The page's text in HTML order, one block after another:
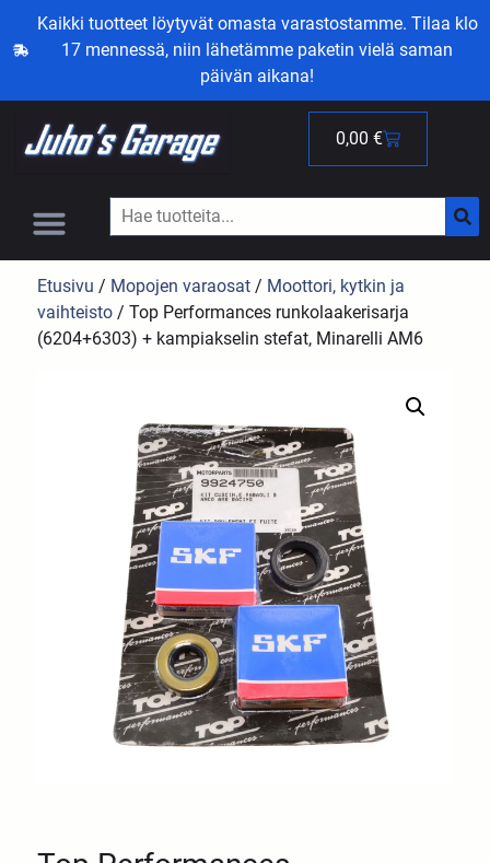
Kaikki tuotteet löytyvät omasta varastostamme. Tilaa klo
17 mennessä, niin lähetämme paketin vielä saman
päivän aikana!
0,00 €
Etusivu / Mopojen varaosat / Moottori, kytkin ja
vaihteisto / Top Performances runkolaakerisarja
(6204+6303) + kampiakselin stefat, Minarelli AM6